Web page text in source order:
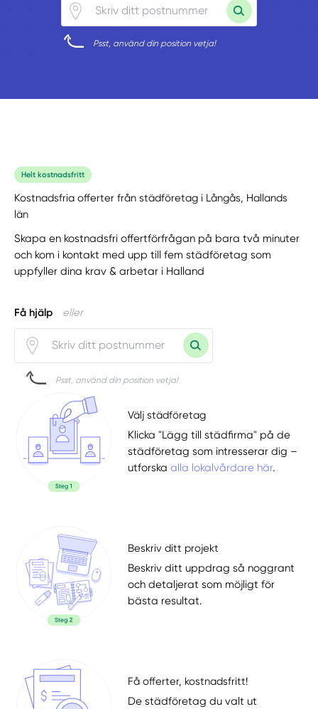
Psst, använd din position vetja!
Helt kostnadsfritt
Kostnadsfria offerter från städföretag i Långås, Hallands
län
Skapa en kostnadsfri offertförfrågan på bara två minuter
och kom i kontakt med upp till fem städföretag som
uppfyller dina krav & arbetar i Halland
Få hjälp eller
Psst, använd din position vetja!
Välj städföretag
Klicka "Lägg till städfirma" på de
städföretag som intresserar dig –
utforskaalla lokalvårdare här.
Beskriv ditt projekt
Beskriv ditt uppdrag så noggrant
och detaljerat som möjligt för
bästa resultat.
Få offerter, kostnadsfritt!
De städföretag du valt ut